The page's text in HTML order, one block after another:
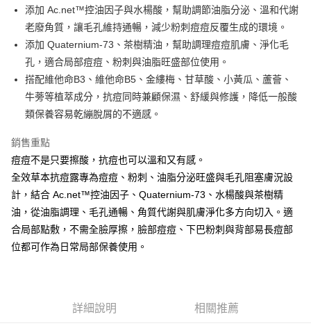
AFTEE先享後付
相關說明
【關於「AFTEE先享後付」】
AFTEE先享後付是「在收到商品之後才付款」的支付方式。 讓您購物簡單
便利好安心！
１．簡單：不需註冊會員、不需綁卡、不需儲值。
３．安心：先確認商品／服務後，再付款。
１．於結帳方式選擇「AFTEE先享後付」後，將跳轉至「AFTEE先享後付」
２．訂單成立數日內，您將收到繳費通知簡訊。
３．收到繳費通知簡訊後14天內，點擊此簡訊中的連結，可透過四大超商／
ATM／網路銀行／等多元方式進行付款，方視為交易完成。
※ 請注意：結帳手續完成當下不需立刻繳費，但若您需要取消訂單，請聯絡
購買商品的店家。未經商家同意取消之訂單仍視為有效，需透過AFTEE先享
後付繳納相關費用。
是否繳費成功／繳費後需取消欲退款等相關疑問，請聯繫「AFTEE先享後付
１．透過由恩沛科技股份有限公司提供之「AFTEE先享後付」服務完成之交
易，需依本服務之必要範圍內提供個人資料，並將交易相關給付款項請求債
ATM付款
運送方式
7-11取貨付款
宅配
每筆NT$100，滿NT$3,000(含以上)免運費
離島宅配
添加 Ac.net™控油因子與水楊酸，幫助調節油脂分泌、溫和代謝
老廢角質，讓毛孔維持通暢，減少粉刺痘痘反覆生成的環境。
添加 Quaternium-73、茶樹精油，幫助調理痘痘肌膚、淨化毛
孔，適合局部痘痘、粉刺與油脂旺盛部位使用。
搭配維他命B3、維他命B5、金縷梅、甘草酸、小黃瓜、蘆薈、
牛蒡等植萃成分，抗痘同時兼顧保濕、舒緩與修護，降低一般酸
類保養容易乾繃脫屑的不適感。
銷售重點
痘痘不是只要擦酸，抗痘也可以溫和又有感。
全效草本抗痘露專為痘痘、粉刺、油脂分泌旺盛與毛孔阻塞膚況設
計，結合 Ac.net™控油因子、Quaternium-73、水楊酸與茶樹精
油，從油脂調理、毛孔通暢、角質代謝與肌膚淨化多方向切入。適
合局部點敷，不需全臉厚擦，臉部痘痘、下巴粉刺與背部易長痘部
位都可作為日常局部保養使用。
詳細說明 相關推薦